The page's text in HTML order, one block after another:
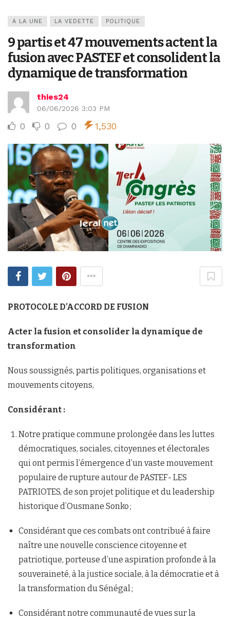
A LA UNE LA VEDETTE POLITIQUE
9 partis et 47 mouvements actent la
fusion avec PASTEF et consolident la
dynamique de transformation
thies24
06/06/2026 3:03 PM
0 0 0 1,530
PROTOCOLE D’ACCORD DE FUSION
Acter la fusion et consolider la dynamique de
transformation
Nous soussignés, partis politiques, organisations et
mouvements citoyens,
Considérant :
Notre pratique commune prolongée dans les luttes
démocratiques, sociales, citoyennes et électorales
qui ont permis l’émergence d’un vaste mouvement
populaire de rupture autour de PASTEF- LES
PATRIOTES, de son projet politique et du leadership
historique d’Ousmane Sonko ;
Considérant que ces combats ont contribué à faire
naître une nouvelle conscience citoyenne et
patriotique, porteuse d’une aspiration profonde à la
souveraineté, à la justice sociale, à la démocratie et à
la transformation du Sénégal ;
Considérant notre communauté de vues sur la